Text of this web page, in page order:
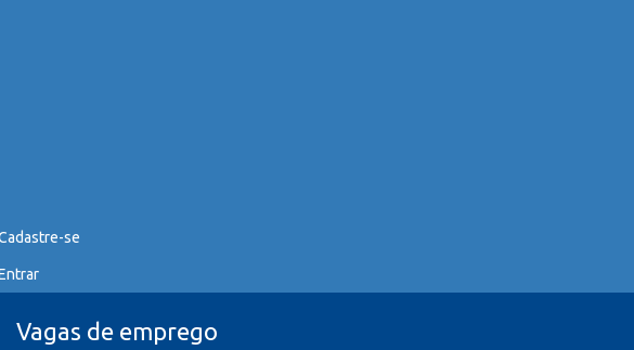
se
Vagas de emprego